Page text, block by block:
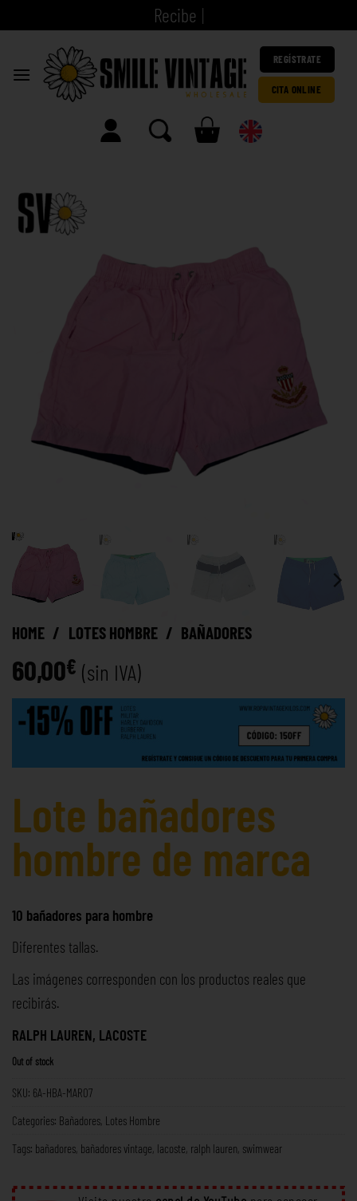
|
REGÍSTRATE
CITA ONLINE
HOME / LOTES HOMBRE / BAÑADORES
60,00€ (sin IVA)
Lote bañadores
hombre de marca
10 bañadores para hombre
Diferentes tallas.
Las imágenes corresponden con los productos reales que
recibirás.
RALPH LAUREN, LACOSTE
Out of stock
SKU: 6A-HBA-MAR07
Categories: Bañadores Lotes Hombre
Tags: bañadores bañadores vintage lacoste ralph lauren swimwear